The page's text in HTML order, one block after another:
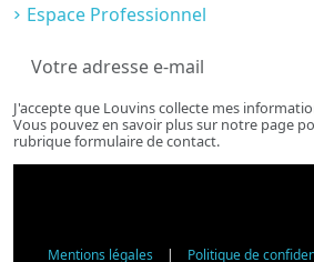
Espace Professionnel
J'accepte que Louvins collecte mes
Vous pouvez en savoir plus sur notre page
rubrique formulaire de contact.
Mentions légales | Politique de